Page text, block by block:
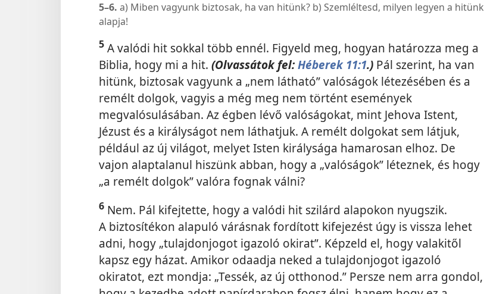
5–6. a) Miben vagyunk biztosak, ha van hitünk? b) Szemléltesd, milyen legyen a hitünk
alapja!
5 A valódi hit sokkal több ennél. Figyeld meg, hogyan határozza meg a
Biblia, hogy mi a hit. (Olvassátok fel:Héberek 11:1.) Pál szerint, ha van
hitünk, biztosak vagyunk a „nem látható” valóságok létezésében és a
remélt dolgok, vagyis a még meg nem történt események
megvalósulásában. Az égben lévő valóságokat, mint Jehova Istent,
Jézust és a királyságot nem láthatjuk. A remélt dolgokat sem látjuk,
például az új világot, melyet Isten királysága hamarosan elhoz. De
vajon alaptalanul hiszünk abban, hogy a „valóságok” léteznek, és hogy
„a remélt dolgok” valóra fognak válni?
6 Nem. Pál kifejtette, hogy a valódi hit szilárd alapokon nyugszik.
A biztosítékon alapuló várásnak fordított kifejezést úgy is vissza lehet
adni, hogy „tulajdonjogot igazoló okirat”. Képzeld el, hogy valakitől
kapsz egy házat. Amikor odaadja neked a tulajdonjogot igazoló
okiratot, ezt mondja: „Tessék, az új otthonod.” Persze nem arra gondol,